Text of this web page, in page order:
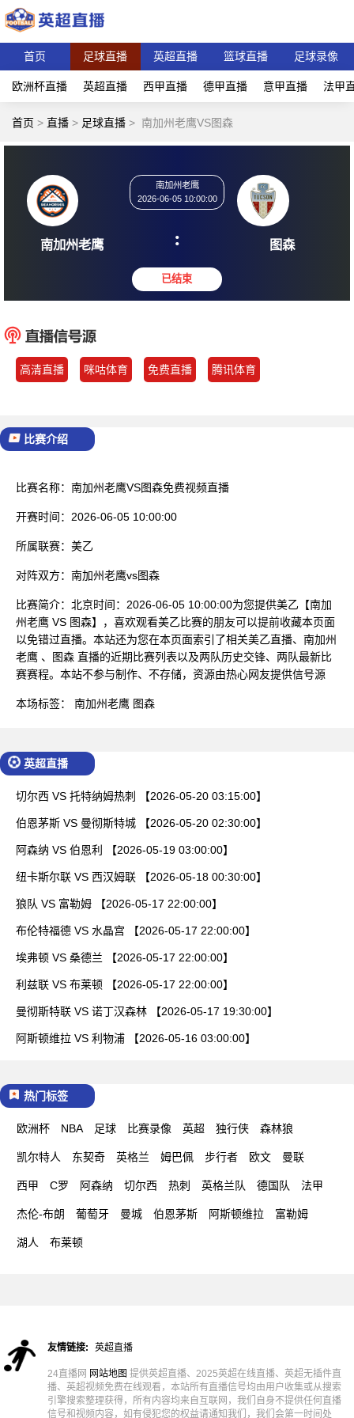
首页 足球直播 英超直播 篮球直播 足球录像
欧洲杯直播 英超直播 西甲直播 德甲直播 意甲直播 法甲
首页 > 直播 > 足球直播 > 南加州老鹰VS图森
南加州老鹰
2026-06-05 10:00:00
: 图
高清直播 咪咕体育 免费直播 腾讯体育
比赛介绍
比赛名称： 南加州老鹰VS图森免费视频直播
开赛时间： 2026-06-05 10:00:00
所属联赛： 美乙
对阵双方： 南加州老鹰vs图森
比赛简介： 北京时间：2026-06-05 10:00:00为您提供美乙【南加
州老鹰 VS 图森】，喜欢观看美乙比赛的朋友可以提前收藏本页面
以免错过直播。本站还为您在本页面索引了相关美乙直播、南加州
老鹰 、图森 直播的近期比赛列表以及两队历史交锋、两队最新比
赛赛程。本站不参与制作、不存储，资源由热心网友提供信号源
本场标签： 南加州老鹰 图森
英超直播
切尔西 VS 托特纳姆热刺 【2026-05-20 03:15:00】
伯恩茅斯 VS 曼彻斯特城 【2026-05-20 02:30:00】
阿森纳 VS 伯恩利 【2026-05-19 03:00:00】
纽卡斯尔联 VS 西汉姆联 【2026-05-18 00:30:00】
狼队 VS 富勒姆 【2026-05-17 22:00:00】
布伦特福德 VS 水晶宫 【2026-05-17 22:00:00】
埃弗顿 VS 桑德兰 【2026-05-17 22:00:00】
利兹联 VS 布莱顿 【2026-05-17 22:00:00】
曼彻斯特联 VS 诺丁汉森林 【2026-05-17 19:30:00】
阿斯顿维拉 VS 利物浦 【2026-05-16 03:00:00】
热门标签
欧洲杯 NBA 足球 比赛录像 英超 独行侠 森林狼
凯尔特人 东契奇 英格兰 姆巴佩 步行者 欧文 曼联
西甲 C罗 阿森纳 切尔西 热刺 英格兰队 德国队 法甲
杰伦-布朗 葡萄牙 曼城 伯恩茅斯 阿斯顿维拉 富勒姆
湖人 布莱顿
友情链接: 英超直播
24直播网 网站地图 提供英超直播、2025英超在线直播、英超无插件直
播、英超视频免费在线观看，本站所有直播信号均由用户收集或从搜索
引擎搜索整理获得，所有内容均来自互联网，我们自身不提供任何直播
信号和视频内容，如有侵犯您的权益请通知我们，我们会第一时间处